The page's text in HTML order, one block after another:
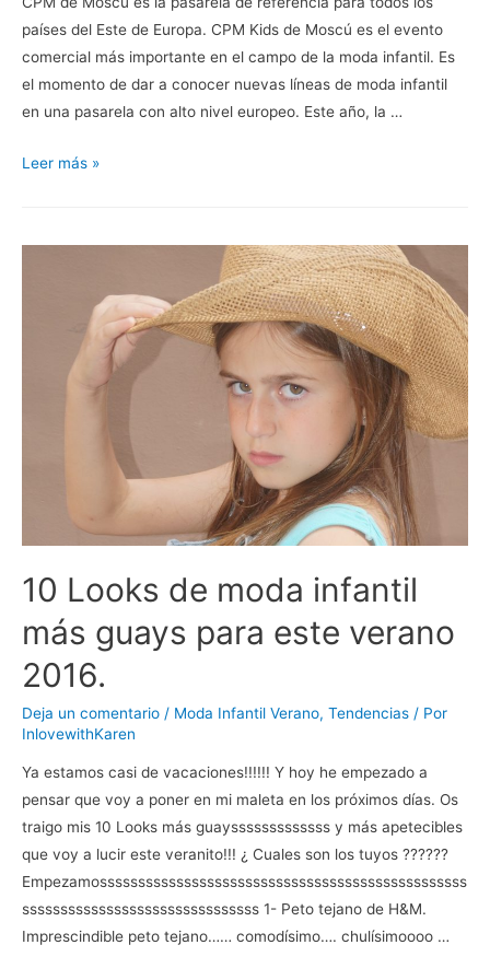
países del Este de Europa. CPM Kids de Moscú es el evento
comercial más importante en el campo de la moda infantil. Es
el momento de dar a conocer nuevas líneas de moda infantil
en una pasarela con alto nivel europeo. Este año, la …
Mayoral
CPM
Leer más »
10 Looks de moda infantil
más guays para este verano
2016.
Deja un comentario / Moda Infantil Verano, Tendencias / Por
InlovewithKaren
Ya estamos casi de vacaciones!!!!!! Y hoy he empezado a
pensar que voy a poner en mi maleta en los próximos días. Os
traigo mis 10 Looks más guaysssssssssssss y más apetecibles
que voy a lucir este veranito!!! ¿ Cuales son los tuyos ??????
Empezamossssssssssssssssssssssssssssssssssssssssssssssss
sssssssssssssssssssssssssssssss 1- Peto tejano de H&M.
Imprescindible peto tejano…… comodísimo…. chulísimoooo …